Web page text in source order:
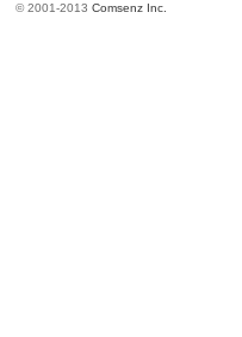
© 2001-2013Comsenz Inc.